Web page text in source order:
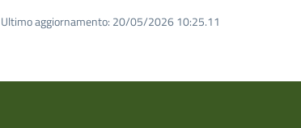
Ultimo aggiornamento: 20/05/2026 10:25.11